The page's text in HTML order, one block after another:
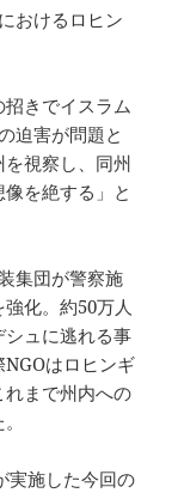
おけるロヒン
招きでイスラム
迫害が問題と
視察し、同州
を絶する」と
集団が警察施
化。約50万人
シュに逃れる事
はロヒンギ
まで州内への
。
実施した今回の